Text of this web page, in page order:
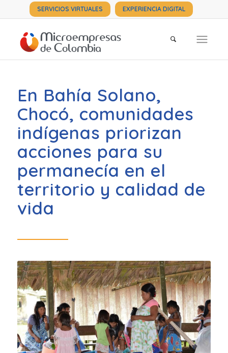
SERVICIOS VIRTUALES EXPERIENCIA DIGITAL
En Bahía Solano,
Chocó, comunidades
indígenas priorizan
acciones para su
permanecía en el
territorio y calidad de
vida